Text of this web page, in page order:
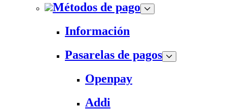
Métodos de pago
Información
Pasarelas de pagos
Openpay
Addi